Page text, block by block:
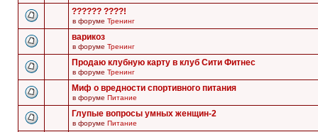
?????? ????!
в форуме Тренинг
варикоз
в форуме Тренинг
Продаю клубную карту в клуб Сити Фитнес
в форуме Тренинг
Миф о вредности спортивного питания
в форуме Питание
Глупые вопросы умных женщин-2
в форуме Питание